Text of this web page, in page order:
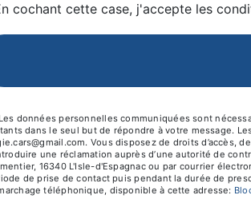
cochant cette case, j'accepte les
données personnelles communiquées sont
dans le seul but de répondre à votre message.
Vous disposez de droits
une réclamation auprès d’une autorité de
16340 L'Isle-d'Espagnac ou par courrier
de prise de contact puis pendant la durée de
téléphonique, disponible à cette adresse: